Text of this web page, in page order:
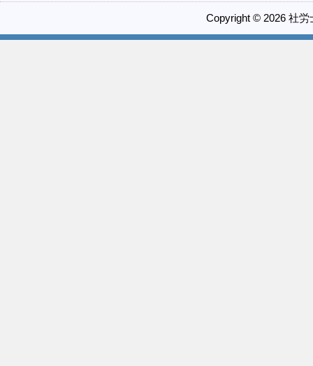
Copyright © 2026 社